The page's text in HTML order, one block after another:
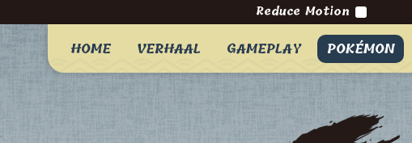
Reduce Motion
HOME VERHAAL GAMEPLAY POKÉMON